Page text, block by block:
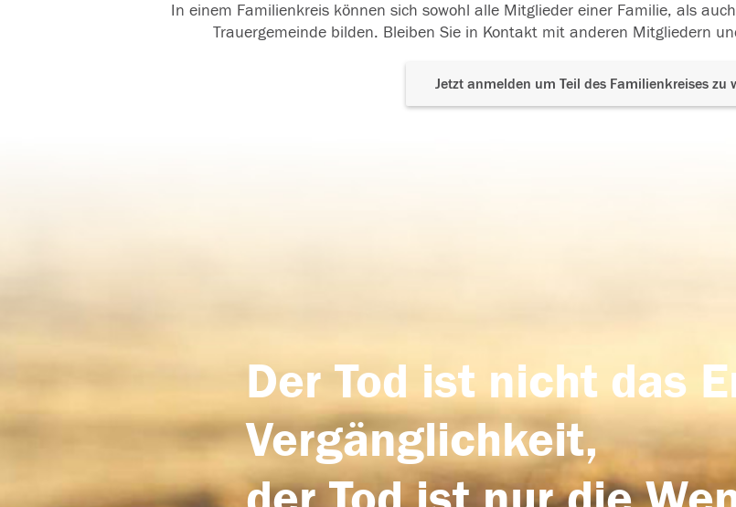
In einem Familienkreis können sich sowohl alle Mitglieder einer Familie, als
Trauergemeinde bilden. Bleiben Sie in Kontakt mit anderen Mitgliedern
Jetzt anmelden um Teil des Familienkreises zu
Der Tod ist nicht das
Vergänglichkeit,